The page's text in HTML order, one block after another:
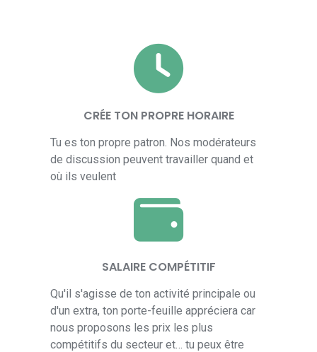
CRÉE TON PROPRE HORAIRE
Tu es ton propre patron. Nos modérateurs
de discussion peuvent travailler quand et
où ils veulent
SALAIRE COMPÉTITIF
Qu'il s'agisse de ton activité principale ou
d'un extra, ton porte-feuille appréciera car
nous proposons les prix les plus
compétitifs du secteur et… tu peux être